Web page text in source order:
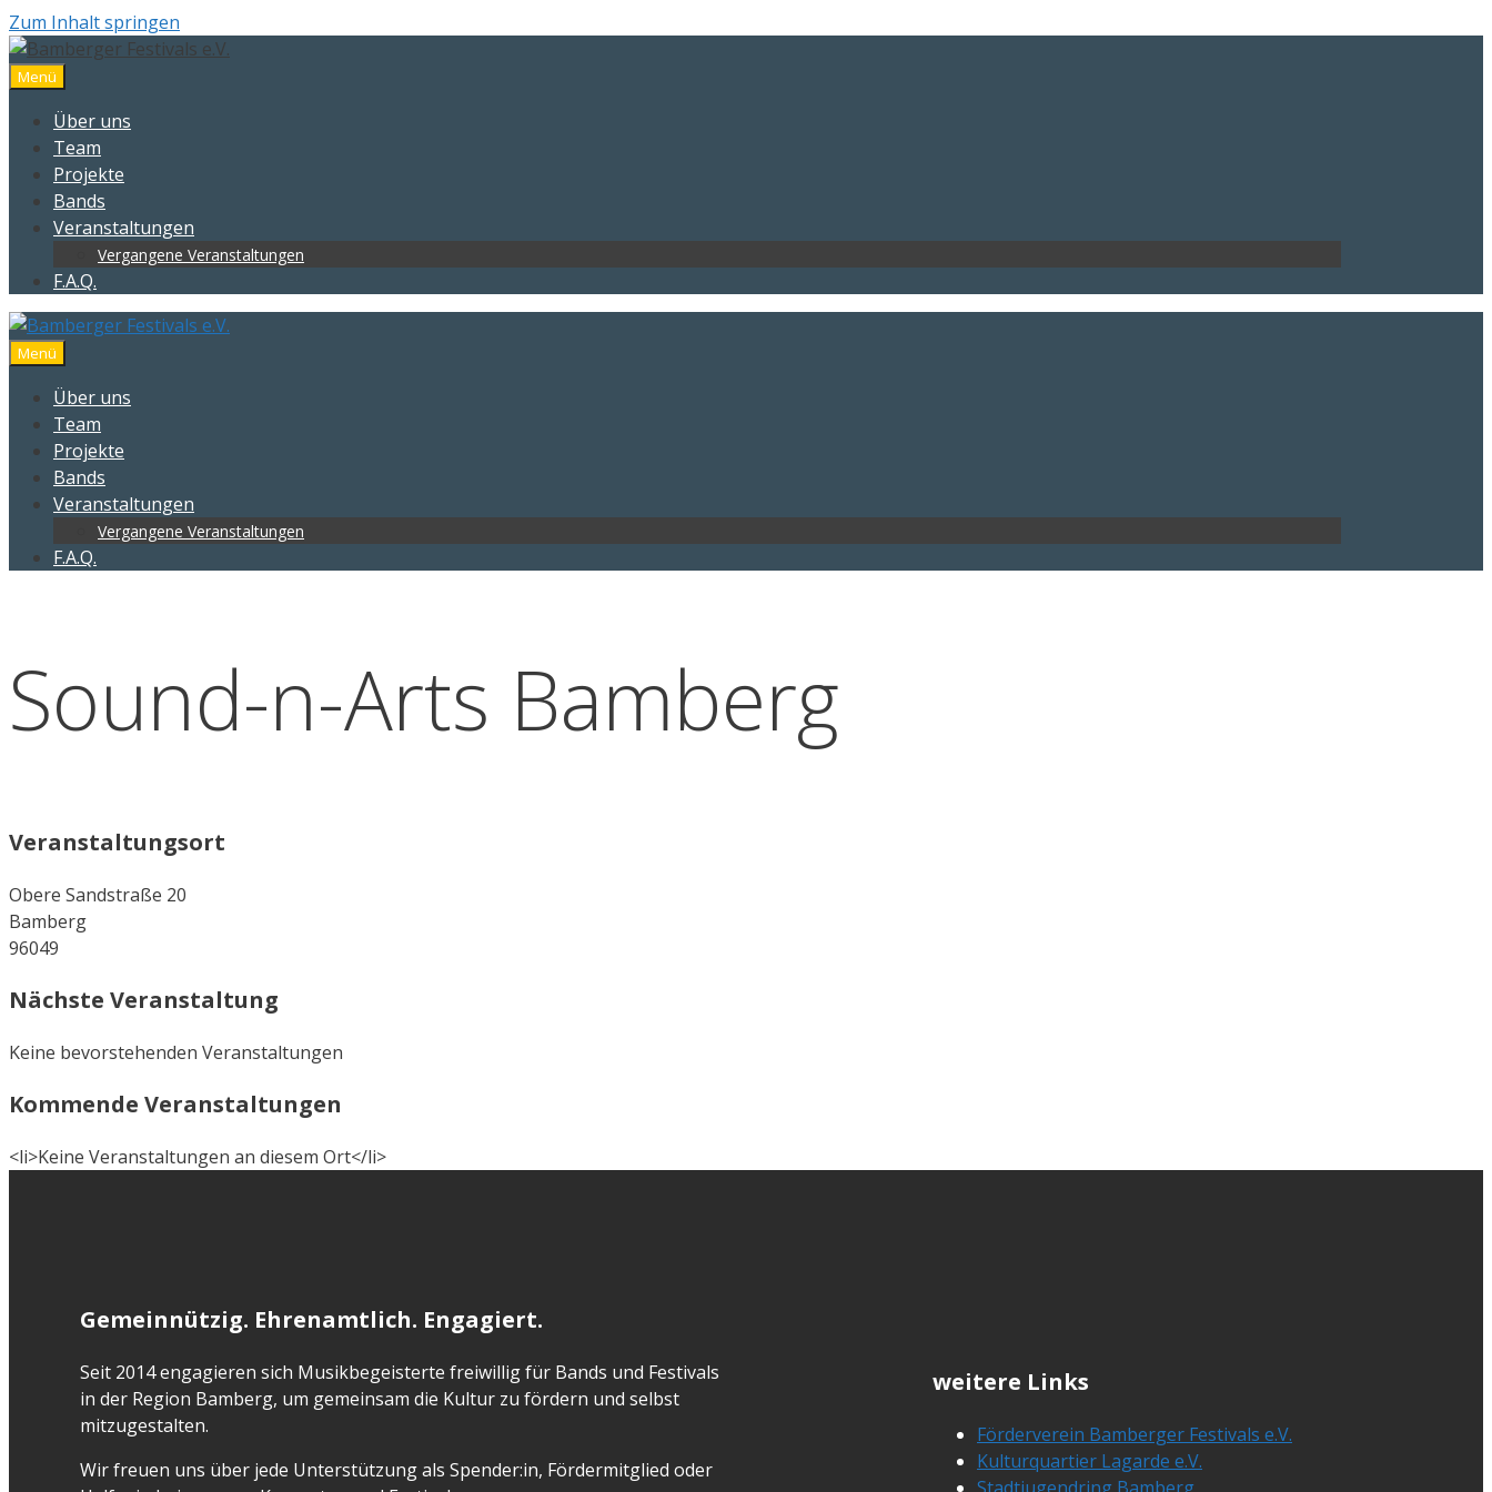
Zum Inhalt springen
Menü
Über uns
Team
Projekte
Bands
Veranstaltungen
Vergangene Veranstaltungen
F.A.Q.
Menü
Über uns
Team
Projekte
Bands
Veranstaltungen
Vergangene Veranstaltungen
F.A.Q.
Sound-n-Arts Bamberg
Veranstaltungsort
Obere Sandstraße 20
Bamberg
96049
Nächste Veranstaltung
Keine bevorstehenden Veranstaltungen
Kommende Veranstaltungen
<li>Keine Veranstaltungen an diesem Ort</li>
Gemeinnützig. Ehrenamtlich. Engagiert.
Seit 2014 engagieren sich Musikbegeisterte freiwillig für Bands und Festivals
in der Region Bamberg, um gemeinsam die Kultur zu fördern und selbst
mitzugestalten.
Wir freuen uns über jede Unterstützung als Spender:in, Fördermitglied oder
weitere Links
Förderverein Bamberger Festivals e.V.
Kulturquartier Lagarde e.V.